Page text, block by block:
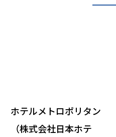
ホテルメトロポリタン
（株式会社日本ホテ